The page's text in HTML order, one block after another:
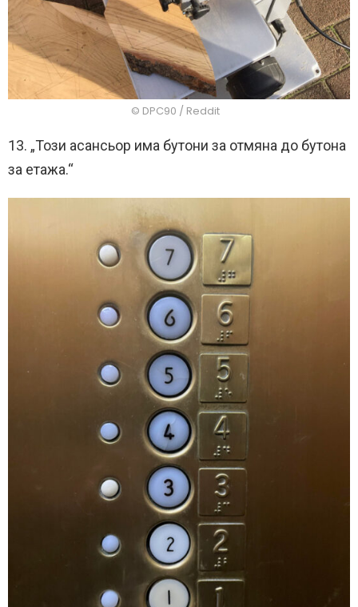
© DPC90 / Reddit
13. „Този асансьор има бутони за отмяна до бутона
за етажа.“